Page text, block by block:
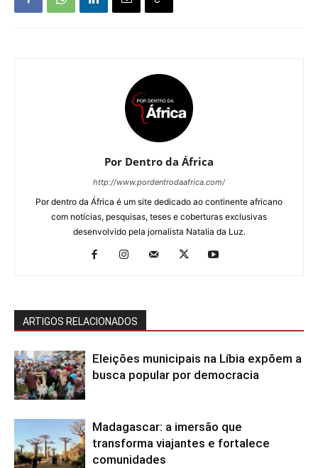
Por Dentro da África
http://www.pordentrodaafrica.com/
Por dentro da África é um site dedicado ao continente africano
com notícias, pesquisas, teses e coberturas exclusivas
desenvolvido pela jornalista Natalia da Luz.
ARTIGOS RELACIONADOS
Eleições municipais na Líbia expõem a
busca popular por democracia
Madagascar: a imersão que
transforma viajantes e fortalece
comunidades